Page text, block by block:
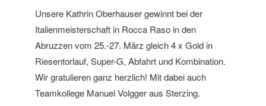
Unsere Kathrin Oberhauser gewinnt bei der
Italienmeisterschaft in Rocca Raso in den
Abruzzen vom 25.-27. März gleich 4 x Gold in
Riesentorlauf, Super-G, Abfahrt und Kombination.
Wir gratulieren ganz herzlich! Mit dabei auch
Teamkollege Manuel Volgger aus Sterzing.